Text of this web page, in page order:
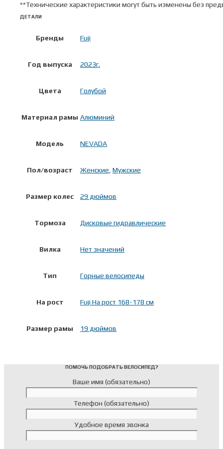
**Технические характеристики могут быть изменены без
ДЕТАЛИ
Бренды Fuji
Год выпуска 2023г.
Цвета Голубой
Материал рамы Алюминий
Модель NEVADA
Пол/возраст Женские, Мужские
Размер колес 29 дюймов
Тормоза Дисковые гидравлические
Вилка Нет значений
Тип Горные велосипеды
На рост Fuji На рост 168-178 см
Размер рамы 19 дюймов
ПОМОЧЬ ПОДОБРАТЬ ВЕЛОСИПЕД?
Ваше имя (обязательно)
Телефон (обязательно)
Удобное время звонка